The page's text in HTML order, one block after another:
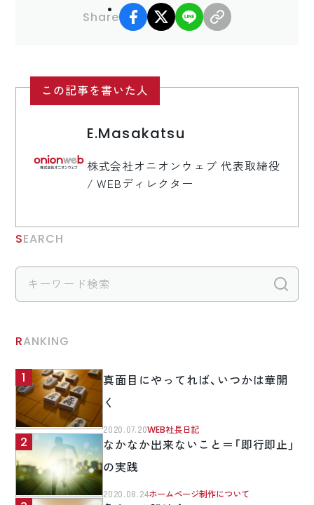
Share
facebook
X LINE
この記事を書いた人
E.Masakatsu
株式会社オニオンウェブ 代表取締役
/ WEBディレクター
SEARCH
RANKING
真面目にやってれば、いつかは華開
く
2020.07.20WEB社長日記
なかなか出来ないこと＝「即行即止」
の実践
2020.08.24ホームページ制作について